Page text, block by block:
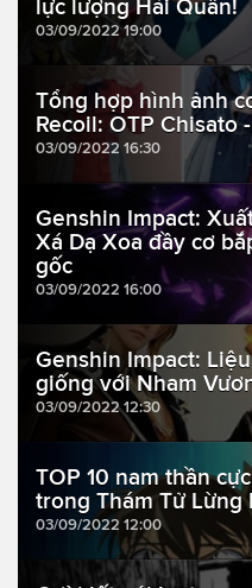
lực lượng Hải Quân!
03/09/2022 19:00
Tổng hợp hình ảnh
Recoil: OTP Chisato
03/09/2022 16:30
Genshin Impact:
Xá Dạ Xoa đầy cơ
gốc
03/09/2022 16:00
Genshin Impact:
giống với Nham
03/09/2022 12:30
TOP 10 nam thần
trong Thám Tử Lừng
03/09/2022 12:00